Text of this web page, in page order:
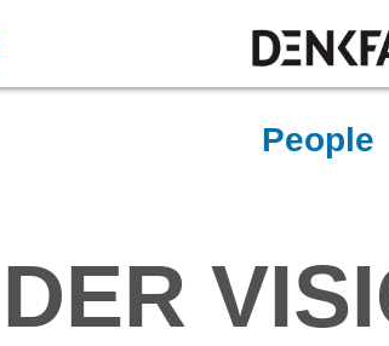
People
DER